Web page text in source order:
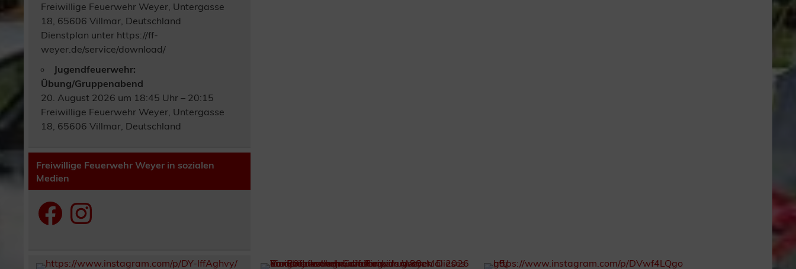
Freiwillige Feuerwehr Weyer, Untergasse
18, 65606 Villmar, Deutschland
Dienstplan unter https://ff-
weyer.de/service/download/
Jugendfeuerwehr:
Übung/Gruppenabend
20. August 2026 um 18:45 Uhr – 20:15
Freiwillige Feuerwehr Weyer, Untergasse
18, 65606 Villmar, Deutschland
Freiwillige Feuerwehr Weyer in sozialen
Medien
FacebookInstagram